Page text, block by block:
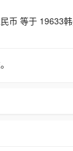
币 等于 19633